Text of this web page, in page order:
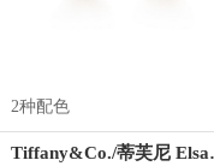
2种配色